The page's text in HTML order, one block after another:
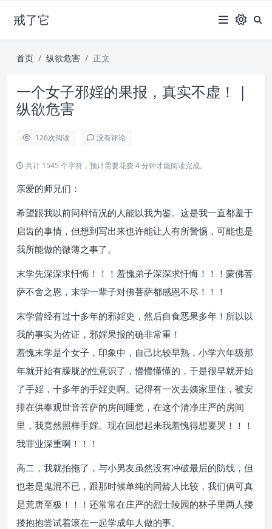
戒了它
首页 纵欲危害 正文
一个女子邪婬的果报，真实不虚！ |
纵欲危害
126次阅读 没有评论
共计 1545 个字符，预计需要花费 4 分钟才能阅读完成。
亲爱的师兄们：
希望跟我以前同样情况的人能以我为鉴。这是我一直都羞于
启齿的事情，但想到写出来也许能让人有所警惕，可能也是
我所能做的微薄之事了。
末学先深深求忏悔！！！羞愧弟子深深求忏悔！！！蒙佛菩
萨不舍之恩，末学一辈子对佛菩萨都感恩不尽！！！
末学曾经有过十多年的邪婬史，然后自食恶果多年！所以以
我的事实为佐证，邪婬果报的确非常重！
羞愧末学是个女子，印象中，自己比较早熟，小学六年级那
年就开始有朦胧的性意识了，懵懵懂懂的，于是很早就开始
了手婬，十多年的手婬史啊。记得有一次去姨家里住，被安
排在供奉观世音菩萨的房间睡觉，在这个清净庄严的房间
里，我竟然照样手婬。现在回想起来我羞愧得想要哭！！！
我罪业深重啊！！！
高二，我就拍拖了，与小男友虽然没有冲破最后的防线，但
也老是鬼混不已，跟那时候单纯的同龄人比较，我们俩可真
是荒唐至极！！！还常常在庄严的烈士陵园的林子里两人搂
搂抱抱尝试着滚在一起学成年人做的事。